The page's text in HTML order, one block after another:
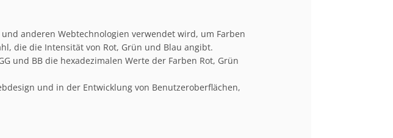
anderen Webtechnologien verwendet wird, um Farben
die die Intensität von Rot, Grün und Blau angibt.
und BB die hexadezimalen Werte der Farben Rot, Grün
und in der Entwicklung von Benutzeroberflächen,